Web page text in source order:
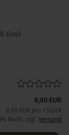
Gov)
8,00 EUR
8,00 EUR pro 1 Stück
MwSt. zzgl. Versand